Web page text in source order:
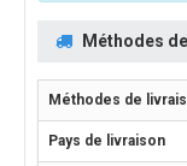
Méthodes